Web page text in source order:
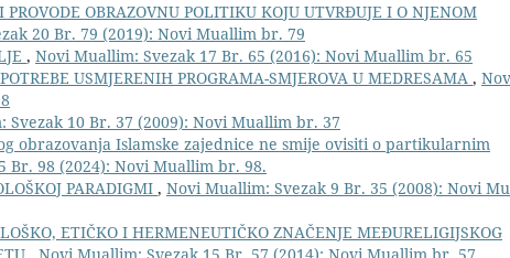
PROVODE OBRAZOVNU POLITIKU KOJU UTVRĐUJE I O NJENOM
20 Br. 79 (2019): Novi Muallim br. 79
, Novi Muallim: Svezak 17 Br. 65 (2016): Novi Muallim br. 65
USMJERENIH PROGRAMA-SMJEROVA U MEDRESAMA ,
Svezak 10 Br. 37 (2009): Novi Muallim br. 37
obrazovanja Islamske zajednice ne smije ovisiti o partikularnim
Br. 98 (2024): Novi Muallim br. 98.
PARADIGMI , Novi Muallim: Svezak 9 Br. 35 (2008): Novi
ETIČKO I HERMENEUTIČKO ZNAČENJE MEĐURELIGIJSKOG